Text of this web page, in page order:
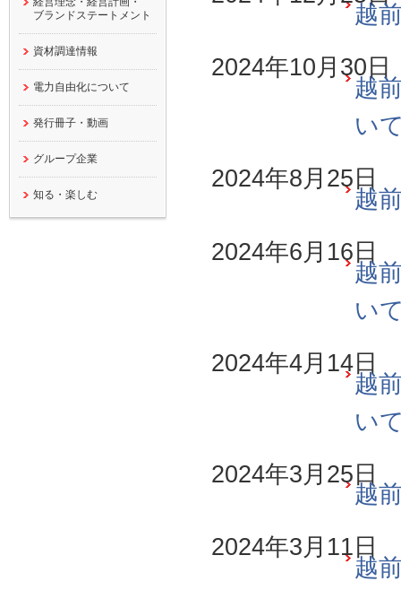
越
2024年10月30日
越
い
2024年8月25日
越
2024年6月16日
越
い
2024年4月14日
越
い
2024年3月25日
越
2024年3月11日
越
ブランドステートメント
資材調達情報
電力自由化について
発行冊子・動画
グループ企業
知る・楽しむ